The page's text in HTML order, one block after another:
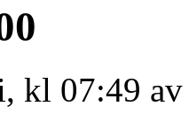
kl 07:49